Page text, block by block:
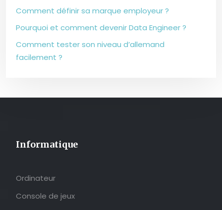
Comment définir sa marque employeur ?
Pourquoi et comment devenir Data Engineer ?
Comment tester son niveau d’allemand
facilement ?
Informatique
Ordinateur
Console de jeux